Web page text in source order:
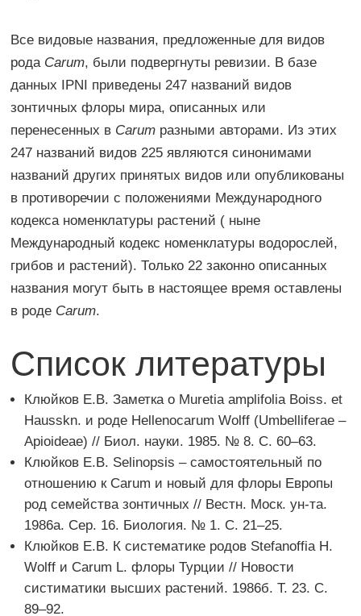
Все видовые названия, предложенные для видов
рода Carum, были подвергнуты ревизии. В базе
данных IPNI приведены 247 названий видов
зонтичных флоры мира, описанных или
перенесенных в Carum разными авторами. Из этих
247 названий видов 225 являются синонимами
названий других принятых видов или опубликованы
в противоречии с положениями Международного
кодекса номенклатуры растений ( ныне
Международный кодекс номенклатуры водорослей,
грибов и растений). Только 22 законно описанных
названия могут быть в настоящее время оставлены
в роде Carum.
Список литературы
Клюйков Е.В. Заметка о Muretia amplifolia Boiss. et
Hausskn. и роде Hellenocarum Wolff (Umbelliferae –
Apioideae) // Биол. науки. 1985. № 8. С. 60–63.
Клюйков Е.В. Selinopsis – самоcтоятельный по
отношению к Carum и новый для флоры Европы
род семейства зонтичных // Вестн. Моск. ун-та.
1986а. Сер. 16. Биология. № 1. С. 21–25.
Клюйков Е.В. К систематике родов Stefanoffia H.
Wolff и Carum L. флоры Турции // Новости
систиматики высших растений. 1986б. Т. 23. С.
89–92.